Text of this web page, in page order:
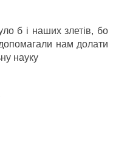
б і наших злетів, бо
нам долати
науку